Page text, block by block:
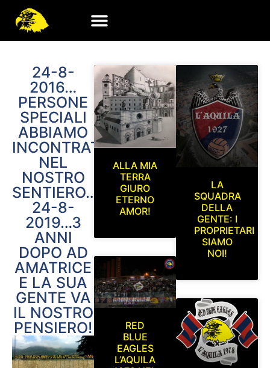
24-8-
2016…
PERSONE
SPECIALI
ABBIAMO
INCONTRATO
NEL
NOSTRO
SENTIERO…
24-8-
2019…3
ANNI
DOPO AD
AMATRICE
E LA SUA
GENTE VA
IL NOSTRO
PENSIERO!
ALLA MIA
TERRA
GIURO
ETERNO
AMOR!
RED
BLUE
EAGLES
L’AQUILA
LA
SQUADRA
DELLA
GENTE: I
PROPRIETARI
SIAMO
NOI!